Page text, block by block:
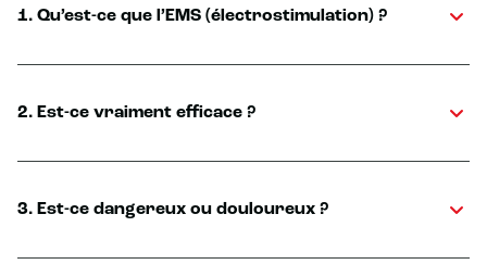
1. Qu’est-ce que l’EMS (électrostimulation) ?
2. Est-ce vraiment efficace ?
3. Est-ce dangereux ou douloureux ?